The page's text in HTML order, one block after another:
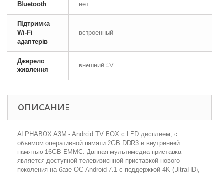
Bluetooth нет
Підтримка
Wi-Fi
адаптерів
встроенный
Джерело
живлення
внешний 5V
ОПИСАНИЕ
ALPHABOX A3M - Android TV BOX с LED дисплеем, с
объемом оперативной памяти 2GB DDR3 и внутренней
памятью 16GB EMMC. Данная мультимедиа приставка
является доступной телевизионной приставкой нового
поколения на базе ОС Android 7.1 с поддержкой 4K (UltraHD),